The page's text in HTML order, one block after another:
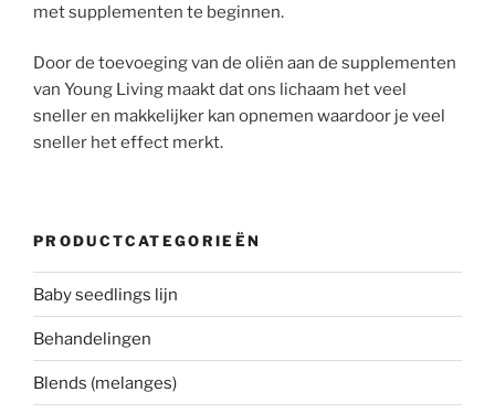
met supplementen te beginnen.
Door de toevoeging van de oliën aan de supplementen
van Young Living maakt dat ons lichaam het veel
sneller en makkelijker kan opnemen waardoor je veel
sneller het effect merkt.
PRODUCTCATEGORIEËN
Baby seedlings lijn
Behandelingen
Blends (melanges)